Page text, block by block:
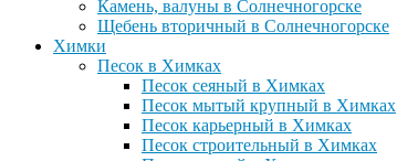
Камень, валуны в Солнечногорске
Щебень вторичный в Солнечногорске
Химки
Песок в Химках
Песок сеяный в Химках
Песок мытый крупный в Химках
Песок карьерный в Химках
Песок строительный в Химках